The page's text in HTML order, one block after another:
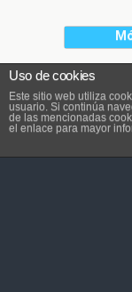
El
Uso de cookies
Este sitio web utiliza
usuario. Si continúa
de las mencionadas
el enlace para mayor